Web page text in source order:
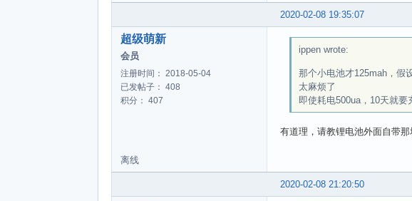
2020-02-08 19:35:07
超级萌新
会员
注册时间： 2018-05-04
已发帖子： 408
积分： 407
ippen wrote:
那个小电池才125mah，假
太麻烦了
即使耗电500ua，10天就
有道理，请教锂电池外面自带
离线
2020-02-08 21:20:50